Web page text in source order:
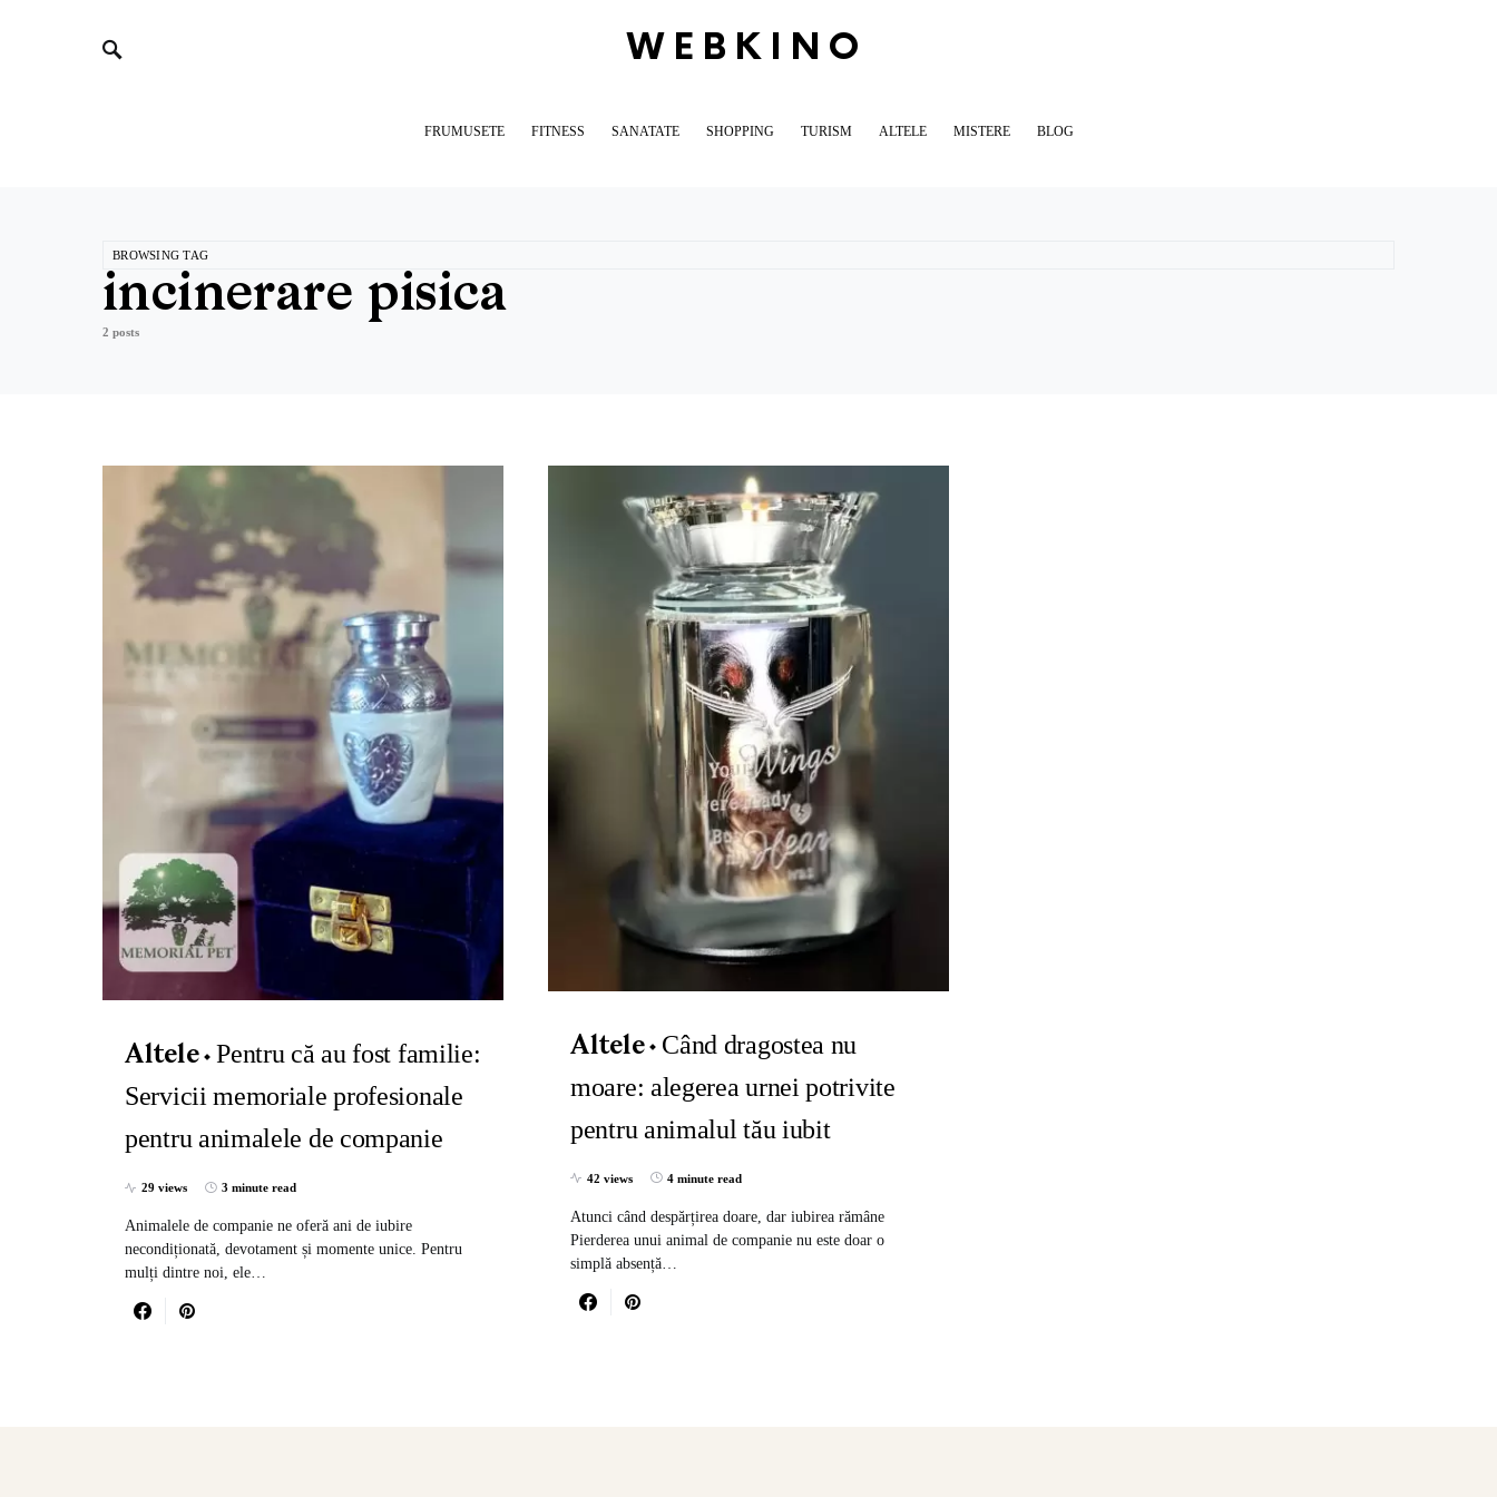
WEBKINO
FRUMUSETE FITNESS SANATATE SHOPPING TURISM ALTELE MISTERE BLOG
BROWSING TAG
incinerare pisica
2 posts
Altele
Pentru că au fost familie:
Servicii memoriale profesionale
pentru animalele de companie
29 views 3 minute read
Animalele de companie ne oferă ani de iubire
necondiționată, devotament și momente unice. Pentru
mulți dintre noi, ele…
Altele
Când dragostea nu
moare: alegerea urnei potrivite
pentru animalul tău iubit
42 views 4 minute read
Atunci când despărțirea doare, dar iubirea rămâne
Pierderea unui animal de companie nu este doar o
simplă absență…